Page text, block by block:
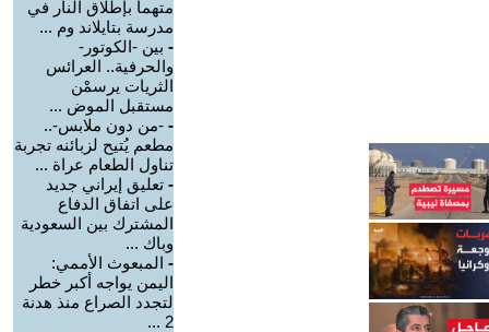
متهماً بإطلاق النار في
مدرسة بتايلاند وم ...
- بين -الكوتور-
والحرفية.. العرائس
الثريات يرسمْن
مستقبل الموض ...
- -من دون ملابس-..
مطعم يُتيح لزبائنه تجربة
تناول الطعام عراة ...
- تعليق إيراني جديد
على اتفاق الدفاع
المشترك بين السعودية
وباك ...
- المبعوث الأممي:
اليمن يواجه أكبر خطر
لتجدد الصراع منذ هدنة
2 ...